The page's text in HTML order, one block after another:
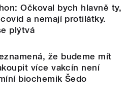
Očkoval bych hlavně ty,
a nemají protilátky.
plýtvá
že budeme mít
více vakcín není
biochemik Šedo